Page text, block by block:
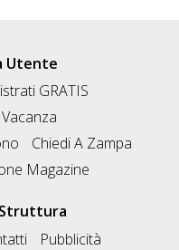
Utente
GRATIS
Chiedi A Zampa
Magazine
Struttura
Pubblicità